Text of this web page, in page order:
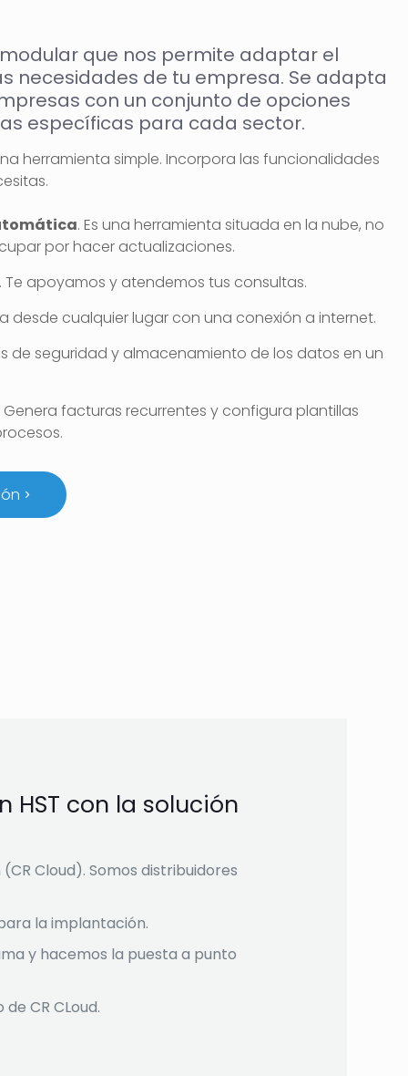
que nos permite adaptar el
necesidades de tu empresa. Se adapta
con un conjunto de opciones
específicas para cada sector.
herramienta simple. Incorpora las funcionalidades
. Es una herramienta situada en la nube, no
por hacer actualizaciones.
. Te apoyamos y atendemos tus consultas.
desde cualquier lugar con una conexión a internet.
de seguridad y almacenamiento de los datos en un
Genera facturas recurrentes y configura plantillas
HST con la solución
Cloud). Somos distribuidores
la implantación.
y hacemos la puesta a punto
CR CLoud.